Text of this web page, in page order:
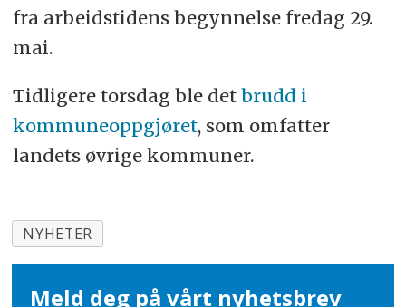
fra arbeidstidens begynnelse fredag 29.
mai.
Tidligere torsdag ble det brudd i
kommuneoppgjøret, som omfatter
landets øvrige kommuner.
NYHETER
Meld deg på vårt nyhetsbrev